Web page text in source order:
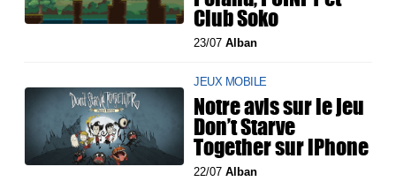
Club Soko
23/07Alban
JEUX MOBILE
Notre avis sur le jeu
Don’t Starve
Together sur iPhone
22/07Alban